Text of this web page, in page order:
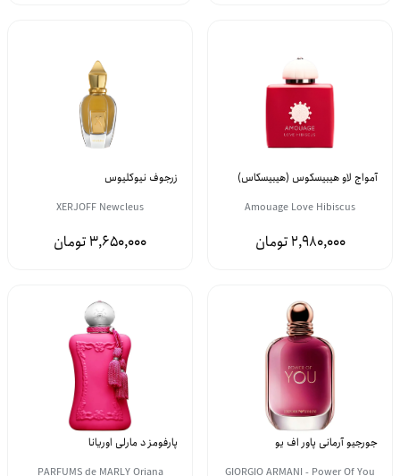
آمواج لاو هیبیسکوس (هیبیسکاس)
Amouage Love Hibiscus
2,980,000
زرجوف نیوکلیوس
XERJOFF Newcleus
3,650,000
جورجیو آرمانی پاور اف یو
GIORGIO ARMANI - Power Of You
پارفومز د مارلی اوریانا
PARFUMS de MARLY Oriana